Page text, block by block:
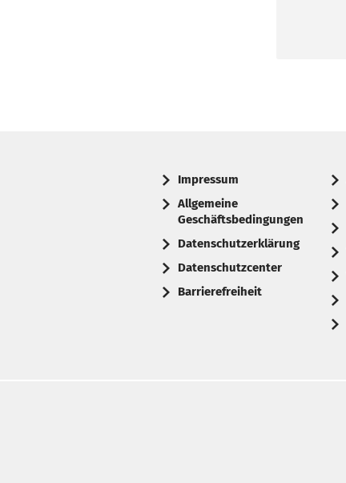
Impressum
Allgemeine
Geschäftsbedingungen
Datenschutzerklärung
Datenschutzcenter
Barrierefreiheit